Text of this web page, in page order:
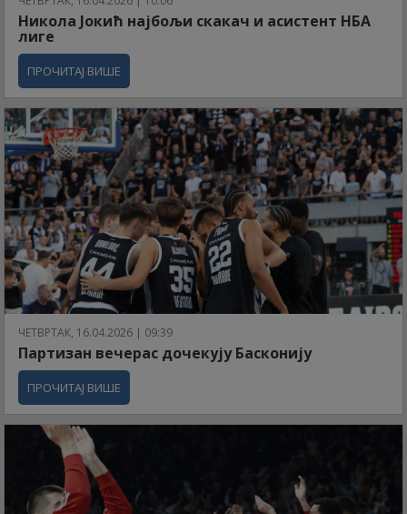
Никола Јокић најбољи скакач и асистент НБА
лиге
ПРОЧИТАЈ ВИШЕ
ЧЕТВРТАК, 16.04.2026 | 09:39
Партизан вечерас дочекују Басконију
ПРОЧИТАЈ ВИШЕ